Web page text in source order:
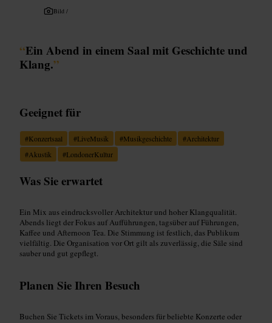
Bild /
“Ein Abend in einem Saal mit Geschichte und
Klang.”
Geeignet für
#Konzertsaal #LiveMusik #Musikgeschichte #Architektur
#Akustik #LondonerKultur
Was Sie erwartet
Ein Mix aus eindrucksvoller Architektur und hoher Klangqualität.
Abends liegt der Fokus auf Aufführungen, tagsüber auf Führungen,
Kaffee und Afternoon Tea. Die Stimmung ist festlich, das Publikum
vielfältig. Die Organisation vor Ort gilt als zuverlässig, die Säle sind
sauber und gut gepflegt.
Planen Sie Ihren Besuch
Buchen Sie Tickets im Voraus, besonders für beliebte Konzerte oder